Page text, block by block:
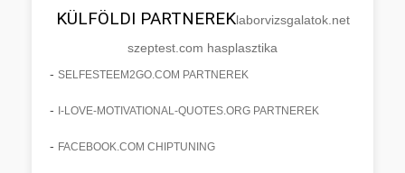
KÜLFÖLDI PARTNEREKlaborvizsgalatok.net
szeptest.com hasplasztika
- SELFESTEEM2GO.COM PARTNEREK
- I-LOVE-MOTIVATIONAL-QUOTES.ORG PARTNEREK
- FACEBOOK.COM CHIPTUNING